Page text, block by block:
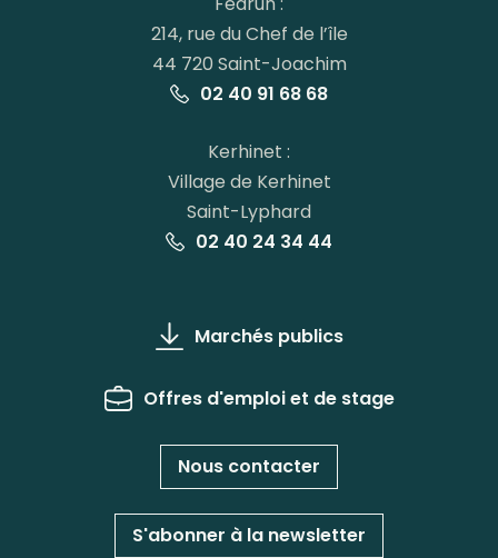
214, rue du Chef de l’île
44 720 Saint-Joachim
02 40 91 68 68
Kerhinet :
Village de Kerhinet
Saint-Lyphard
02 40 24 34 44
Marchés publics
Offres d'emploi et de stage
Nous contacter
S'abonner à la newsletter